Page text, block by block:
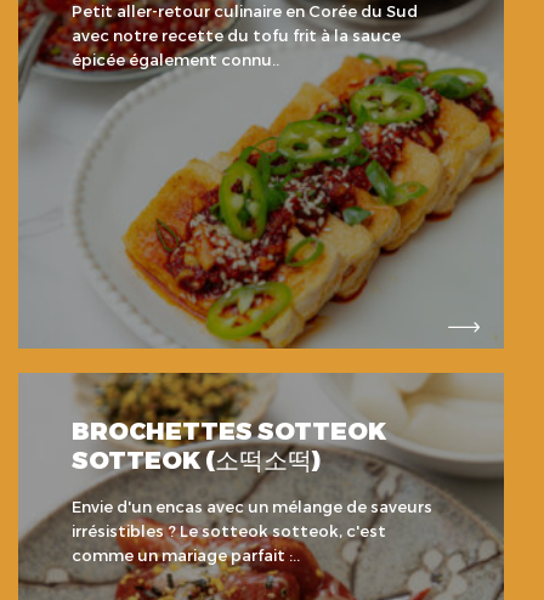
Petit aller-retour culinaire en Corée du Sud
avec notre recette du tofu frit à la sauce
épicée également connu..
BROCHETTES SOTTEOK
SOTTEOK (소떡소떡)
Envie d'un encas avec un mélange de saveurs
irrésistibles ? Le sotteok sotteok, c'est
comme un mariage parfait :..